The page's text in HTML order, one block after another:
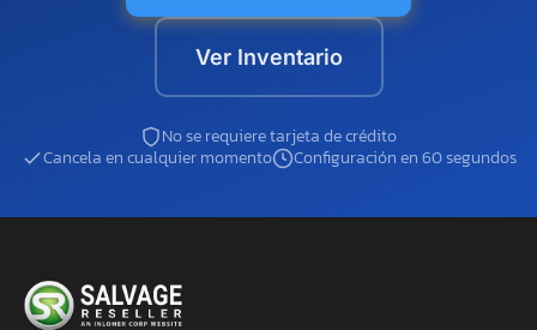
Ver Inventario
No se requiere tarjeta de crédito
Cancela en cualquier momento
Configuración en 60 segundos